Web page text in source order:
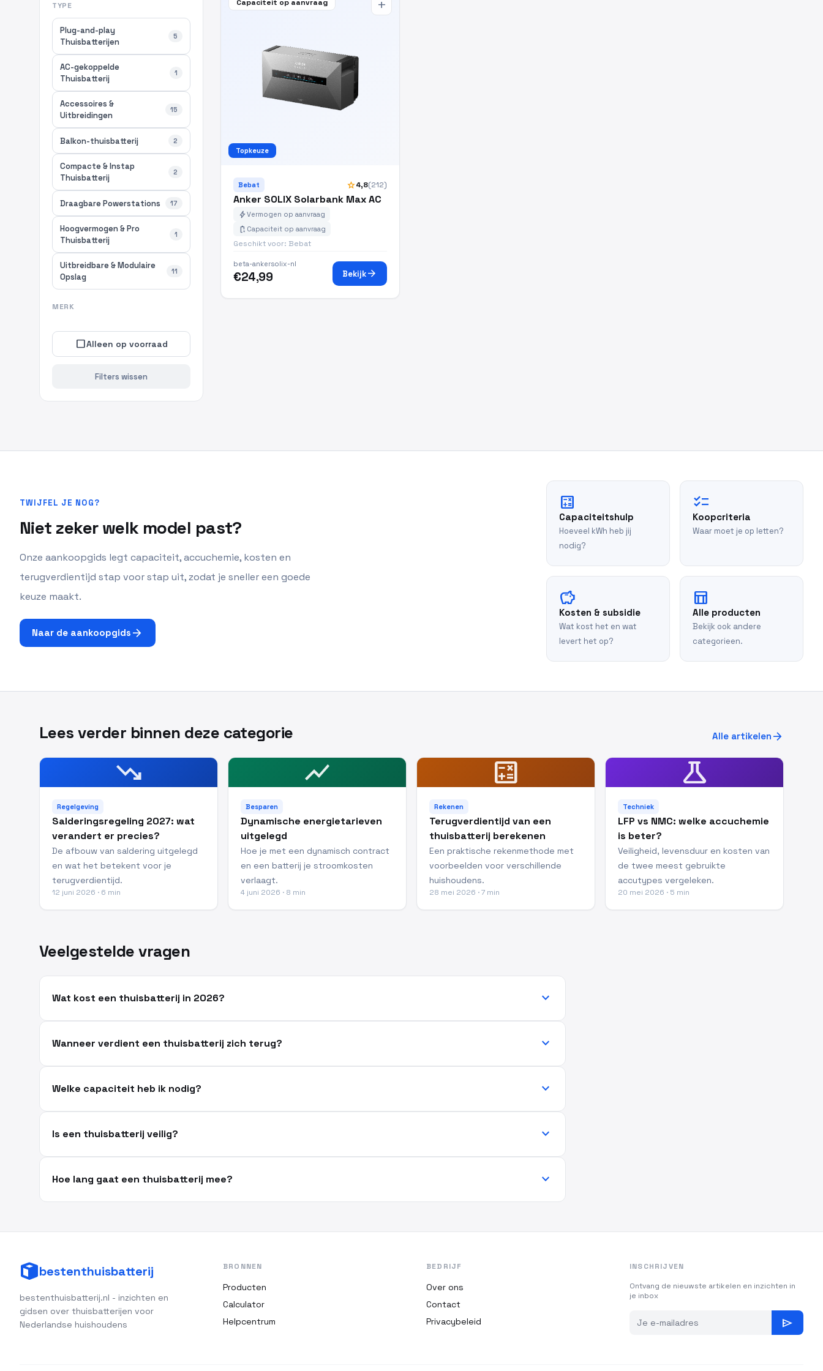
TYPE
Plug-and-play
Thuisbatterijen
5
AC-gekoppelde
Thuisbatterij
1
Accessoires &
Uitbreidingen
15
Balkon-thuisbatterij 2
Compacte & Instap
Thuisbatterij
2
Draagbare Powerstations 17
Hoogvermogen & Pro
Thuisbatterij
1
Uitbreidbare & Modulaire
Opslag
11
MERK
check_box_outline_blankAlleen op voorraad
Filters wissen
Capaciteit op aanvraag
Topkeuze
add
Bebat star4,8(212)
Anker SOLIX Solarbank Max AC
boltVermogen op aanvraag
battery_charging_full Capaciteit op aanvraag
Geschikt voor: Bebat
beta-ankersolix-nl
€24,99 Bekijkarrow_forward
TWIJFEL JE NOG?
Niet zeker welk model past?
Onze aankoopgids legt capaciteit, accuchemie, kosten en
terugverdientijd stap voor stap uit, zodat je sneller een goede
keuze maakt.
Naar de aankoopgids arrow_forward
calculate
Capaciteitshulp
Hoeveel kWh heb jij
nodig?
checklist
Koopcriteria
Waar moet je op letten?
savings
Kosten & subsidie
Wat kost het en wat
levert het op?
table_chart
Alle producten
Bekijk ook andere
categorieen.
Lees verder binnen deze categorie Alle artikelen arrow_forward
trending_down
Regelgeving
Salderingsregeling 2027: wat
verandert er precies?
De afbouw van saldering uitgelegd
en wat het betekent voor je
terugverdientijd.
12 juni 2026 · 6 min
show_chart
Besparen
Dynamische energietarieven
uitgelegd
Hoe je met een dynamisch contract
en een batterij je stroomkosten
verlaagt.
4 juni 2026 · 8 min
calculate
Rekenen
Terugverdientijd van een
thuisbatterij berekenen
Een praktische rekenmethode met
voorbeelden voor verschillende
huishoudens.
28 mei 2026 · 7 min
science
Techniek
LFP vs NMC: welke accuchemie
is beter?
Veiligheid, levensduur en kosten van
de twee meest gebruikte
accutypes vergeleken.
20 mei 2026 · 5 min
Veelgestelde vragen
Wat kost een thuisbatterij in 2026? expand_more
Wanneer verdient een thuisbatterij zich terug? expand_more
Welke capaciteit heb ik nodig? expand_more
Is een thuisbatterij veilig? expand_more
Hoe lang gaat een thuisbatterij mee? expand_more
bestenthuisbatterij
bestenthuisbatterij.nl - inzichten en
gidsen over thuisbatterijen voor
Nederlandse huishoudens
BRONNEN
Producten
Calculator
Helpcentrum
BEDRIJF
Over ons
Contact
Privacybeleid
INSCHRIJVEN
Ontvang de nieuwste artikelen en inzichten in
je inbox
send